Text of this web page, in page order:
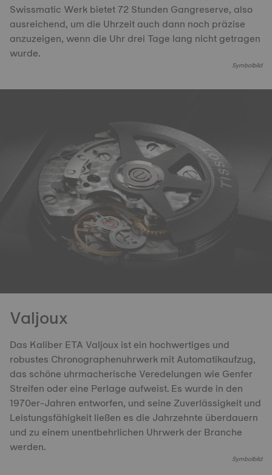
Swissmatic Werk bietet 72 Stunden Gangreserve, also
ausreichend, um die Uhrzeit auch dann noch präzise
anzuzeigen, wenn die Uhr drei Tage lang nicht getragen
wurde.
Symbolbild
Valjoux
Das Kaliber ETA Valjoux ist ein hochwertiges und
robustes Chronographenuhrwerk mit Automatikaufzug,
das schöne uhrmacherische Veredelungen wie Genfer
Streifen oder eine Perlage aufweist. Es wurde in den
1970er-Jahren entworfen, und seine Zuverlässigkeit und
Leistungsfähigkeit ließen es die Jahrzehnte überdauern
und zu einem unentbehrlichen Uhrwerk der Branche
werden.
Symbolbild